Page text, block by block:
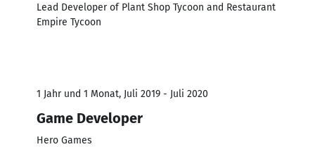
Lead Developer of Plant Shop Tycoon and Restaurant
Empire Tycoon
1 Jahr und 1 Monat, Juli 2019 - Juli 2020
Game Developer
Hero Games